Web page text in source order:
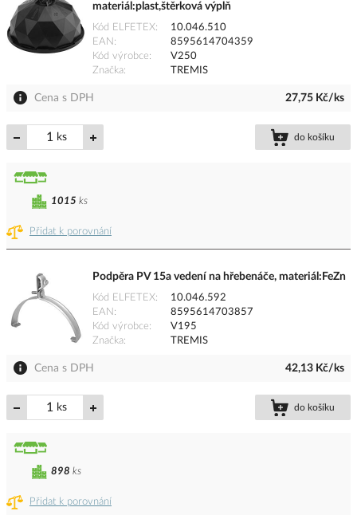
materiál:plast,štěrková výplň
Kód ELFETEX
10.046.510
EAN
8595614704359
Kód výrobce
V250
Značka
TREMIS
Cena s DPH 27,75 Kč/ks
ks do košíku
Přidat k porovnání
1015 ks
Podpěra PV 15a vedení na hřebenáče, materiál:FeZn
Kód ELFETEX
10.046.592
EAN
8595614703857
Kód výrobce
V195
Značka
TREMIS
Cena s DPH 42,13 Kč/ks
ks do košíku
Přidat k porovnání
898 ks